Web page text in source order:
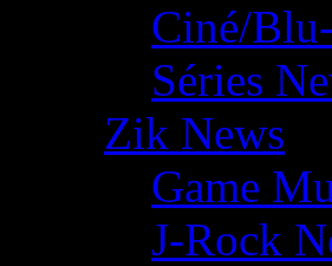
Ciné/
Séries
Zik News
Game
J-Rock